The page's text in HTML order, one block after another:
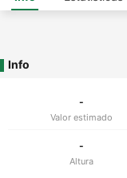
Info
-
Valor estimado
-
Altura